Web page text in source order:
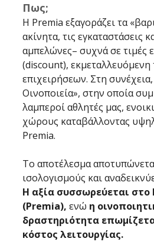
Πως;
Η Premia εξαγοράζει τα
ακίνητα, τις εγκαταστάσεις
αμπελώνες– συχνά σε τιμές
(discount),
επιχειρήσεων. Στη
Οινοποιεία», στην οποία
λαμπεροί αθλητές μας,
χώρους καταβάλλοντας
Premia.
Το αποτέλεσμα
ισολογισμούς και
Η αξία συσσωρεύεται στο
(Premia), ενώ η
δραστηριότητα
κόστος λειτουργίας.